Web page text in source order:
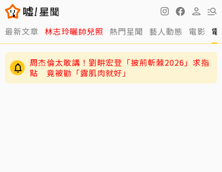
最新文章 林志玲曬帥兒照 熱門星聞 藝人動態 電影
33歲女星告別9年演員生涯！轉行開計程車 每
周杰倫太敢講！劉畊宏登「披荊斬棘2026」求指
點 竟被勸「露肌肉就好」